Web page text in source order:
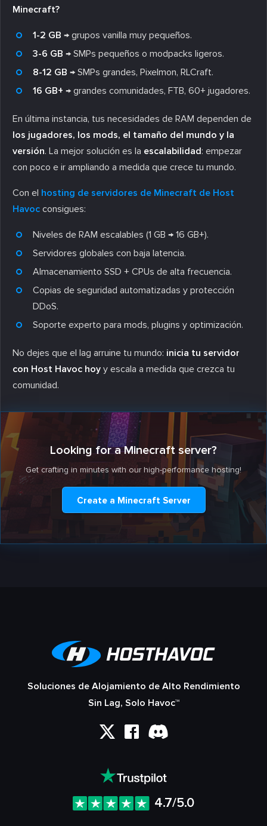
Minecraft?
1-2 GB → grupos vanilla muy pequeños.
3-6 GB → SMPs pequeños o modpacks ligeros.
8-12 GB → SMPs grandes, Pixelmon, RLCraft.
16 GB+ → grandes comunidades, FTB, 60+ jugadores.
En última instancia, tus necesidades de RAM dependen de
los jugadores, los mods, el tamaño del mundo y la
versión. La mejor solución es la escalabilidad: empezar
con poco e ir ampliando a medida que crece tu mundo.
Con el hosting de servidores de Minecraft de Host
Havoc consigues:
Niveles de RAM escalables (1 GB → 16 GB+).
Servidores globales con baja latencia.
Almacenamiento SSD + CPUs de alta frecuencia.
Copias de seguridad automatizadas y protección
DDoS.
Soporte experto para mods, plugins y optimización.
No dejes que el lag arruine tu mundo: inicia tu servidor
con Host Havoc hoy y escala a medida que crezca tu
comunidad.
Looking for a Minecraft server?
Get crafting in minutes with our high-performance hosting!
Create a Minecraft Server
Soluciones de Alojamiento de Alto Rendimiento
Sin Lag, Solo Havoc™
4.7/5.0